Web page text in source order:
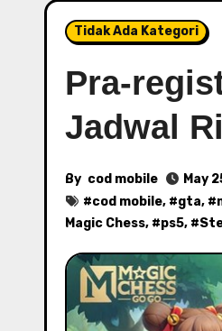
Tidak Ada Kategori
Pra-
Jadwal
By cod mobile
May
#cod mobile, #gta, #
Magic Chess, #ps5, #